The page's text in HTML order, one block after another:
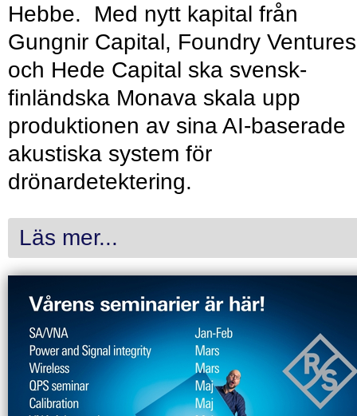
Hebbe. Med nytt kapital från
Gungnir Capital, Foundry Ventures
och Hede Capital ska svensk-
finländska Monava skala upp
produktionen av sina AI-baserade
akustiska system för
drönardetektering.
Läs mer...